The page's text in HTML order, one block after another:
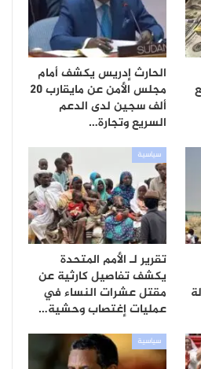
الحارث إدريس يكشف أمام
مجلس الأمن عن مايقارب 20
ألف سجين لدى الدعم
السريع وتجارة…
و6 دولة
سياسية
تقرير لـ الأمم المتحدة
يكشف تفاصيل كارثية عن
مقتل عشرات النساء في
عمليات إغتصاب وحشية…
سياسية